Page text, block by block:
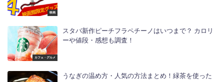
映画
カフェ・グルメ
スタバ新作ピーチフラペチーノはいつまで？ カロリ
ーや値段・感想も調査！
うなぎの温め方・人気の方法まとめ！緑茶を使った